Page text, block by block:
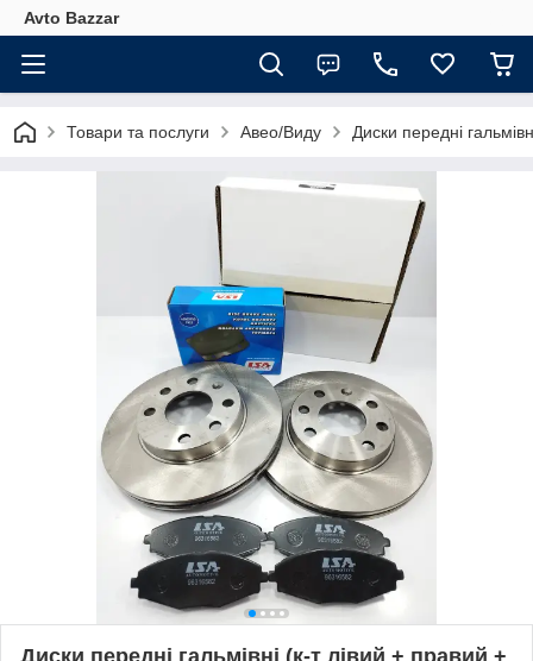
Avto Bazzar
Товари та послуги Авео/Виду Диски передні
Диски передні гальмівні (к-т лівий + правий +